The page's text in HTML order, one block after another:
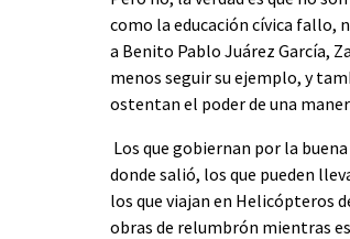
como la educación cívica fallo,
a Benito Pablo Juárez García,
menos seguir su ejemplo, y
ostentan el poder de una
Los que gobiernan por la
donde salió, los que pueden
los que viajan en Helicópteros
obras de relumbrón mientras